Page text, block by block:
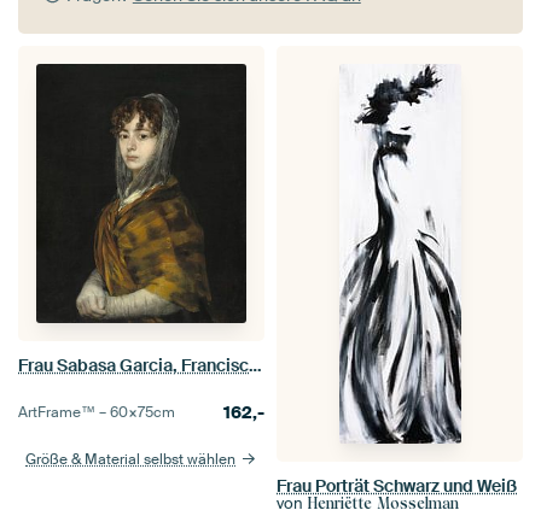
Frau Sabasa Garcia, Francisco de Goya
ArtFrame™ –60×75cm 162,-
Größe & Material selbst wählen
Frau Porträt Schwarz und Weiß
von Henriëtte Mosselman